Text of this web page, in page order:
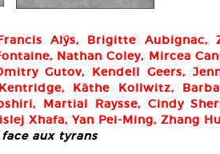
Alÿs, Brigitte
Nathan Coley, Mircea
Gutov, Kendell Geers,
Käthe Kollwitz,
Martial Raysse, Cindy
Xhafa, Yan Pei-Ming, Zhang
aux tyrans